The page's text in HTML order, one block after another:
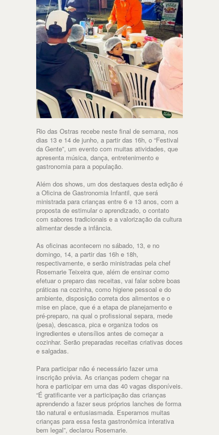
Rio das Ostras recebe neste final de semana, nos
dias 13 e 14 de junho, a partir das 16h, o “Festival
da Gente”, um evento com muitas atividades, que
apresenta música, dança, entretenimento e
gastronomia para a população.
Além dos shows, um dos destaques desta edição é
a Oficina de Gastronomia Infantil, que será
ministrada para crianças entre 6 e 13 anos, com a
proposta de estimular o aprendizado, o contato
com sabores tradicionais e a valorização da cultura
alimentar desde a infância.
As oficinas acontecem no sábado, 13, e no
domingo, 14, a partir das 16h e 18h,
respectivamente, e serão ministradas pela chef
Rosemarie Teixeira que, além de ensinar como
efetuar o preparo das receitas, vai falar sobre boas
práticas na cozinha, como higiene pessoal e do
ambiente, disposição correta dos alimentos e o
mise en place, que é a etapa de planejamento e
pré-preparo, na qual o profissional separa, mede
(pesa), descasca, pica e organiza todos os
ingredientes e utensílios antes de começar a
cozinhar. Serão preparadas receitas criativas doces
e salgadas.
Para participar não é necessário fazer uma
inscrição prévia. As crianças podem chegar na
hora e participar em uma das 40 vagas disponíveis.
“É gratificante ver a participação das crianças
aprendendo a fazer seus próprios lanches de forma
tão natural e entusiasmada. Esperamos muitas
crianças para essa festa gastronômica interativa
bem legal”, declarou Rosemarie.